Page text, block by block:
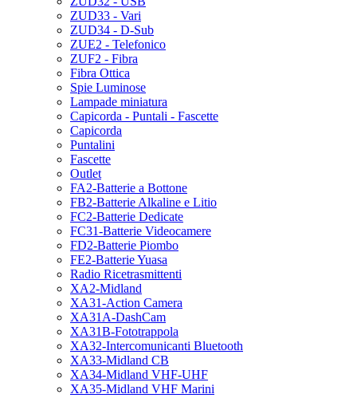
ZUD33 - Vari
ZUD34 - D-Sub
ZUE2 - Telefonico
ZUF2 - Fibra
Fibra Ottica
Spie Luminose
Lampade miniatura
Capicorda - Puntali - Fascette
Capicorda
Puntalini
Fascette
Outlet
FA2-Batterie a Bottone
FB2-Batterie Alkaline e Litio
FC2-Batterie Dedicate
FC31-Batterie Videocamere
FD2-Batterie Piombo
FE2-Batterie Yuasa
Radio Ricetrasmittenti
XA2-Midland
XA31-Action Camera
XA31A-DashCam
XA31B-Fototrappola
XA32-Intercomunicanti Bluetooth
XA33-Midland CB
XA34-Midland VHF-UHF
XA35-Midland VHF Marini